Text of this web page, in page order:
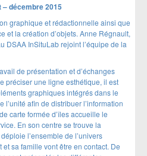
décembre 2015
graphique et rédactionnelle ainsi que
et la création d’objets. Anne Régnault,
DSAA InSituLab rejoint l’équipe de la
de présentation et d’échanges
préciser une ligne esthétique, il est
graphiques intégrés dans le
afin de distribuer l’information
carte formée d’îles accueille le
En son centre se trouve la
l’ensemble de l’univers
sa famille vont être en contact. De